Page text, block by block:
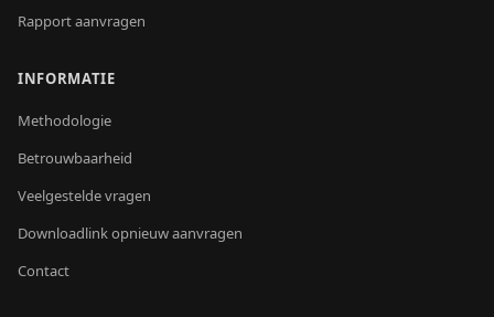
Rapport aanvragen
INFORMATIE
Methodologie
Betrouwbaarheid
Veelgestelde vragen
Downloadlink opnieuw aanvragen
Contact